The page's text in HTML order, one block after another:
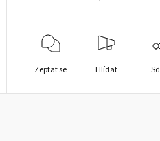
Zeptat se Hlídat